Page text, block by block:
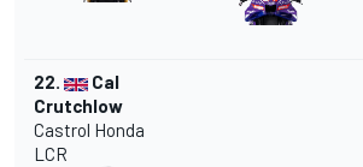
22.
Cal
Crutchlow
Castrol Honda
LCR